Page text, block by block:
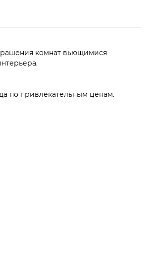
комнат вьющимися
по привлекательным ценам.